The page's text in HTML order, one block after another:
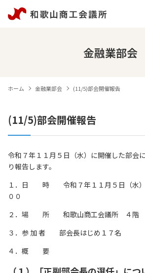
金融業部会
ホーム 金融業部会 (11/5)部会開催報告
(11/5)部会開催報告
令和７年１１月５日（水）に開催した部会
り報告します。
１．日 時 令和７年１１月５日（水）
００
２．場 所 和歌山商工会議所 ４階
３．参 加 者 部会長はじめ１７名
４．概 要
ホーム
経営サポート
検定試験
個人情報保護方針
情報セキュリティ基本方針
サイトマップ